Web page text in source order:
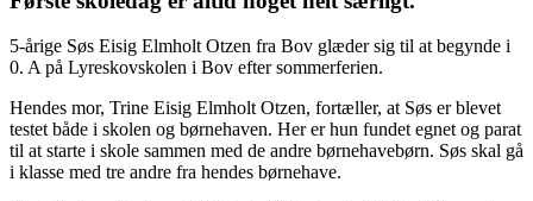
5-årige Søs Eisig Elmholt Otzen fra Bov glæder sig til at begynde i
0. A på Lyreskovskolen i Bov efter sommerferien.
Hendes mor, Trine Eisig Elmholt Otzen, fortæller, at Søs er blevet
testet både i skolen og børnehaven. Her er hun fundet egnet og parat
til at starte i skole sammen med de andre børnehavebørn. Søs skal gå
i klasse med tre andre fra hendes børnehave.